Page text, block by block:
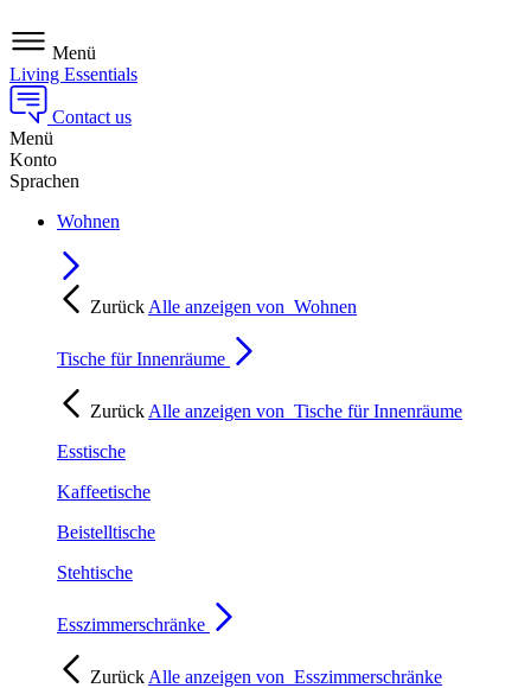
Menü
Living Essentials
Contact us
Menü
Konto
Sprachen
Wohnen
Zurück Alle anzeigen von Wohnen
Tische für Innenräume
Zurück Alle anzeigen von Tische für Innenräume
Esstische
Kaffeetische
Beistelltische
Stehtische
Esszimmerschränke
Zurück Alle anzeigen von Esszimmerschränke